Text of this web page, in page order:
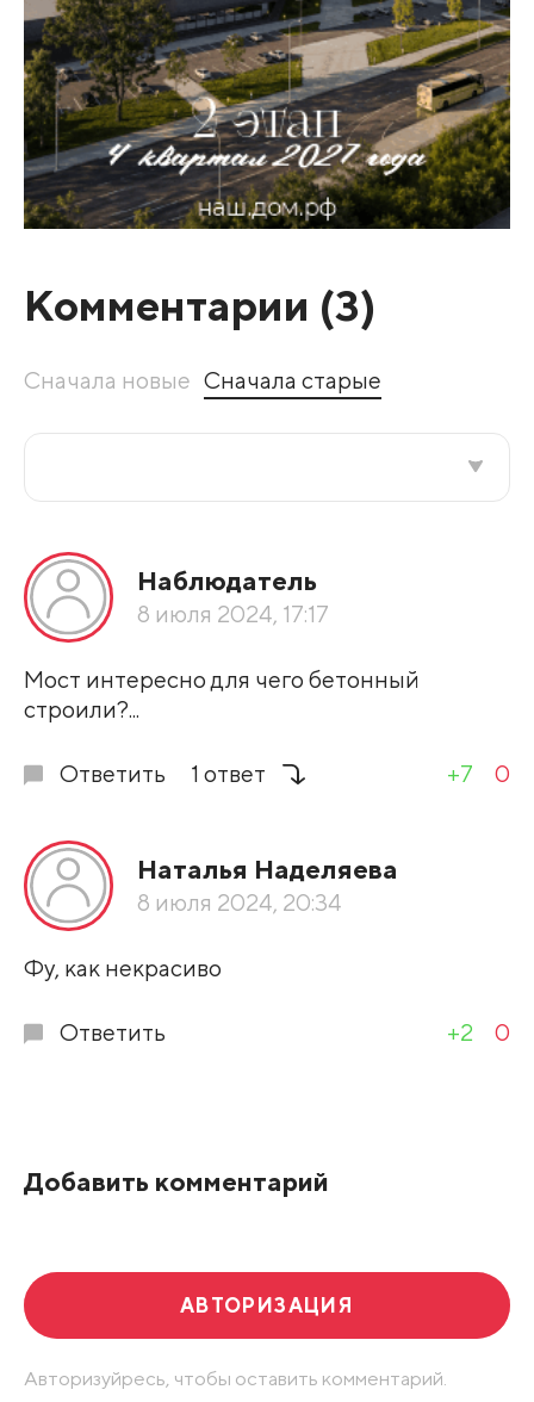
Комментарии (3)
Сначала новые Сначала старые
По рейтингу
Развернуть все
Наблюдатель
8 июля 2024, 17:17
Мост интересно для чего бетонный
строили?...
Ответить 1 ответ +7 0
Наталья Наделяева
8 июля 2024, 20:34
Фу, как некрасиво
Ответить +2 0
Добавить комментарий
АВТОРИЗАЦИЯ
Авторизуйресь, чтобы оставить комментарий.